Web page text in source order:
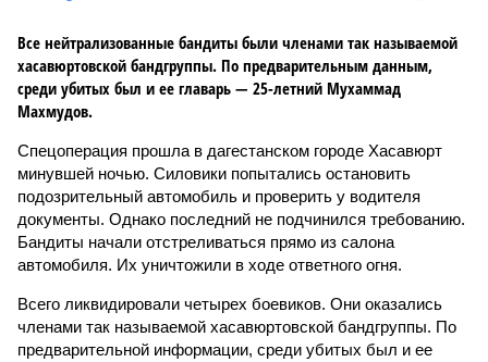
Все нейтрализованные бандиты были членами так называемой
хасавюртовской бандгруппы. По предварительным данным,
среди убитых был и ее главарь — 25-летний Мухаммад
Махмудов.
Спецоперация прошла в дагестанском городе Хасавюрт
минувшей ночью. Силовики попытались остановить
подозрительный автомобиль и проверить у водителя
документы. Однако последний не подчинился требованию.
Бандиты начали отстреливаться прямо из салона
автомобиля. Их уничтожили в ходе ответного огня.
Всего ликвидировали четырех боевиков. Они оказались
членами так называемой хасавюртовской бандгруппы. По
предварительной информации, среди убитых был и ее